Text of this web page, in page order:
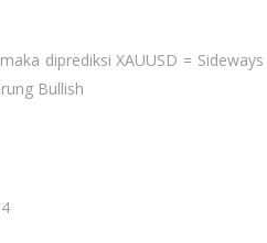
diprediksi XAUUSD =
Bullish